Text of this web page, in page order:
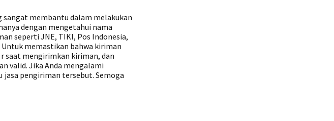
membantu dalam melakukan
dengan mengetahui nama
seperti JNE, TIKI, Pos Indonesia,
memastikan bahwa kiriman
saat mengirimkan kiriman, dan
valid. Jika Anda mengalami
jasa pengiriman tersebut. Semoga